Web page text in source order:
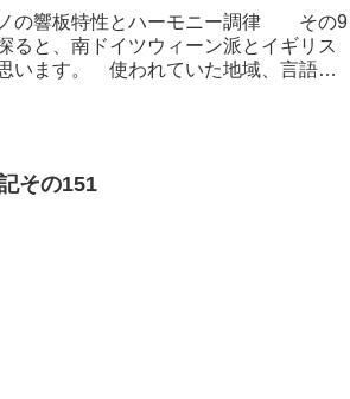
の響板特性とハーモニー調律 その9
と、南ドイツウィーン派とイギリス
います。 使われていた地域、言語の
その151